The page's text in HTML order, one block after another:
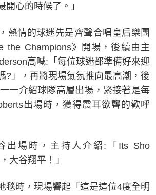
開心的時候了。」
熱情的球迷先是齊聲合唱皇后樂團
the Champions》開場，後續由主
高喊:「每位球迷都準備好來迎
?」，再將現場氣氛推向最高潮，後
一介紹球隊高層出場，緊接著是每
出場時，獲得震耳欲聾的歡呼
出場時，主持人介紹:「Its Sho
大谷翔平！」
毯時，現場響起「這是這位4度全明